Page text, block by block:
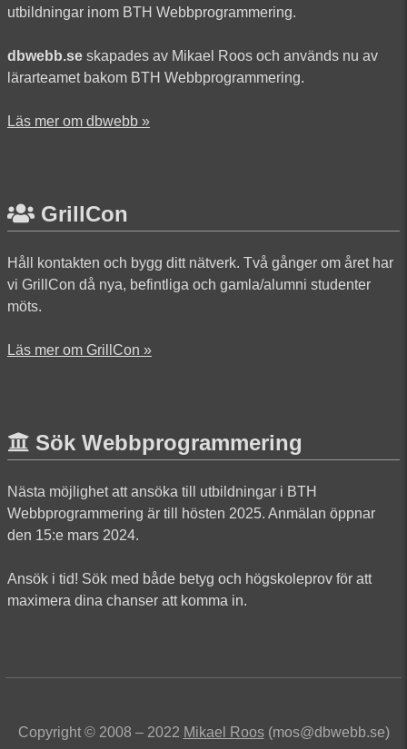
utbildningar inom BTH Webbprogrammering.
dbwebb.seskapades av Mikael Roos och används nu av
lärarteamet bakom BTH Webbprogrammering.
Läs mer om dbwebb »
GrillCon
Håll kontakten och bygg ditt nätverk. Två gånger om året har
vi GrillCon då nya, befintliga och gamla/alumni studenter
möts.
Läs mer om GrillCon »
Sök Webbprogrammering
Nästa möjlighet att ansöka till utbildningar i BTH
Webbprogrammering är till hösten 2025. Anmälan öppnar
den 15:e mars 2024.
Ansök i tid! Sök med både betyg och högskoleprov för att
maximera dina chanser att komma in.
Copyright © 2008 – 2022 Mikael Roos(mos@dbwebb.se)